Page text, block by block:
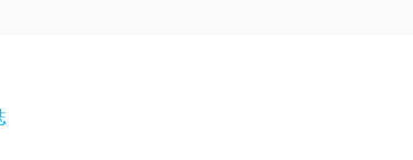
ことのできる機器及び当該機器を取り扱う従業者を明確化し、 個人デー